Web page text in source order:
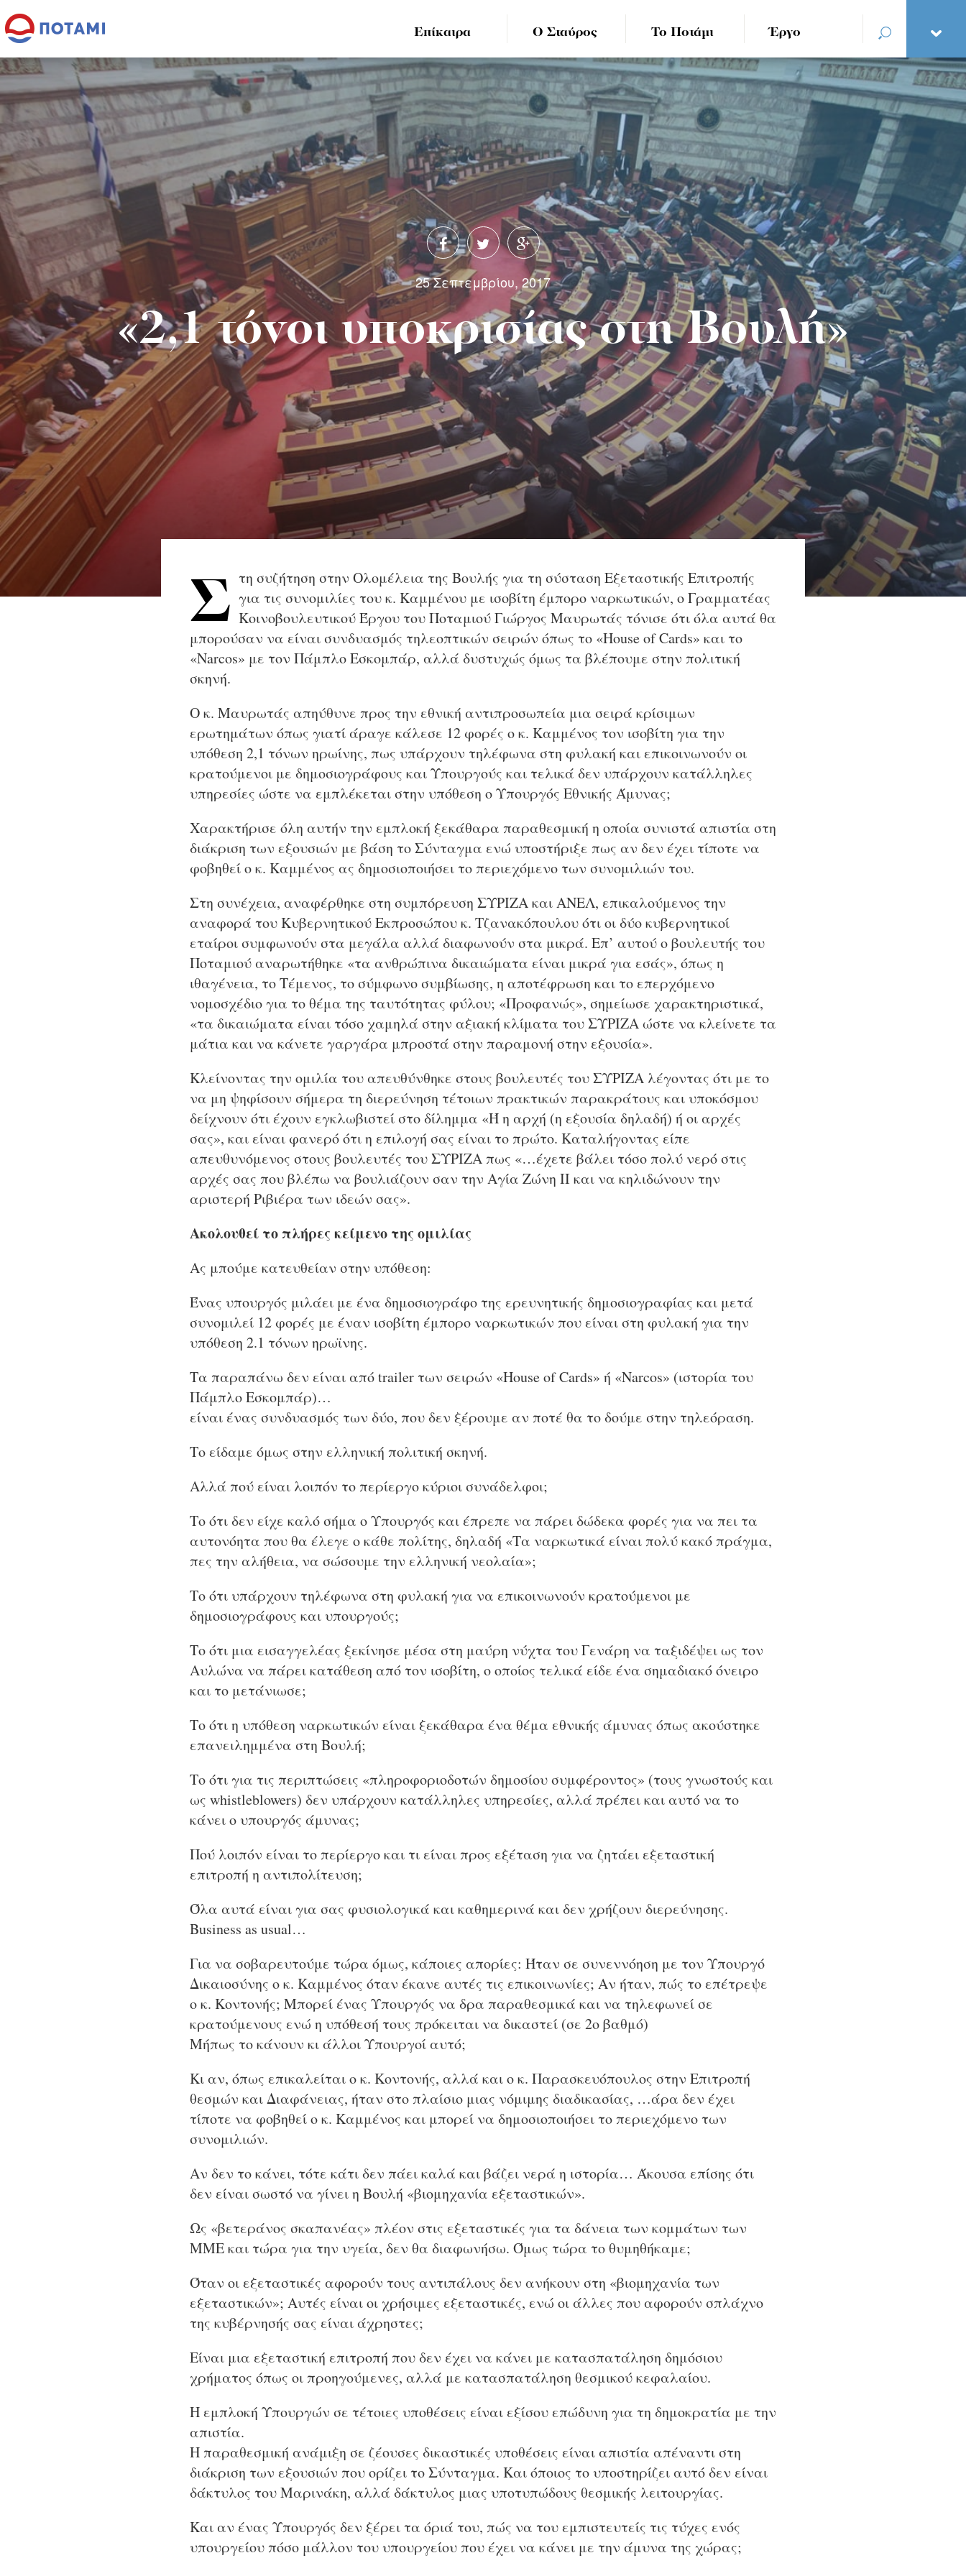
Επίκαιρα Ο Σταύρος Το Ποτάμι Έργο
25 Σεπτεμβρίου, 2017
«2,1 τόνοι υποκρισίας στη Βουλή»
Σ τη συζήτηση στην Ολομέλεια της Βουλής για τη σύσταση Εξεταστικής Επιτροπής
για τις συνομιλίες του κ. Καμμένου με ισοβίτη έμπορο ναρκωτικών, ο Γραμματέας
Κοινοβουλευτικού Έργου του Ποταμιού Γιώργος Μαυρωτάς τόνισε ότι όλα αυτά θα
μπορούσαν να είναι συνδυασμός τηλεοπτικών σειρών όπως το «House of Cards» και το
«Narcos» με τον Πάμπλο Εσκομπάρ, αλλά δυστυχώς όμως τα βλέπουμε στην πολιτική
σκηνή.
Ο κ. Μαυρωτάς απηύθυνε προς την εθνική αντιπροσωπεία μια σειρά κρίσιμων
ερωτημάτων όπως γιατί άραγε κάλεσε 12 φορές ο κ. Καμμένος τον ισοβίτη για την
υπόθεση 2,1 τόνων ηρωίνης, πως υπάρχουν τηλέφωνα στη φυλακή και επικοινωνούν οι
κρατούμενοι με δημοσιογράφους και Υπουργούς και τελικά δεν υπάρχουν κατάλληλες
υπηρεσίες ώστε να εμπλέκεται στην υπόθεση ο Υπουργός Εθνικής Άμυνας;
Χαρακτήρισε όλη αυτήν την εμπλοκή ξεκάθαρα παραθεσμική η οποία συνιστά απιστία στη
διάκριση των εξουσιών με βάση το Σύνταγμα ενώ υποστήριξε πως αν δεν έχει τίποτε να
φοβηθεί ο κ. Καμμένος ας δημοσιοποιήσει το περιεχόμενο των συνομιλιών του.
Στη συνέχεια, αναφέρθηκε στη συμπόρευση ΣΥΡΙΖΑ και ΑΝΕΛ, επικαλούμενος την
αναφορά του Κυβερνητικού Εκπροσώπου κ. Τζανακόπουλου ότι οι δύο κυβερνητικοί
εταίροι συμφωνούν στα μεγάλα αλλά διαφωνούν στα μικρά. Επ’ αυτού ο βουλευτής του
Ποταμιού αναρωτήθηκε «τα ανθρώπινα δικαιώματα είναι μικρά για εσάς», όπως η
ιθαγένεια, το Τέμενος, το σύμφωνο συμβίωσης, η αποτέφρωση και το επερχόμενο
νομοσχέδιο για το θέμα της ταυτότητας φύλου; «Προφανώς», σημείωσε χαρακτηριστικά,
«τα δικαιώματα είναι τόσο χαμηλά στην αξιακή κλίματα του ΣΥΡΙΖΑ ώστε να κλείνετε τα
μάτια και να κάνετε γαργάρα μπροστά στην παραμονή στην εξουσία».
Κλείνοντας την ομιλία του απευθύνθηκε στους βουλευτές του ΣΥΡΙΖΑ λέγοντας ότι με το
να μη ψηφίσουν σήμερα τη διερεύνηση τέτοιων πρακτικών παρακράτους και υποκόσμου
δείχνουν ότι έχουν εγκλωβιστεί στο δίλημμα «Ή η αρχή (η εξουσία δηλαδή) ή οι αρχές
σας», και είναι φανερό ότι η επιλογή σας είναι το πρώτο. Καταλήγοντας είπε
απευθυνόμενος στους βουλευτές του ΣΥΡΙΖΑ πως «…έχετε βάλει τόσο πολύ νερό στις
αρχές σας που βλέπω να βουλιάζουν σαν την Αγία Ζώνη ΙΙ και να κηλιδώνουν την
αριστερή Ριβιέρα των ιδεών σας».
Ακολουθεί το πλήρες κείμενο της ομιλίας
Ας μπούμε κατευθείαν στην υπόθεση:
Ένας υπουργός μιλάει με ένα δημοσιογράφο της ερευνητικής δημοσιογραφίας και μετά
συνομιλεί 12 φορές με έναν ισοβίτη έμπορο ναρκωτικών που είναι στη φυλακή για την
υπόθεση 2.1 τόνων ηρωϊνης.
Τα παραπάνω δεν είναι από trailer των σειρών «House of Cards» ή «Narcos» (ιστορία του
Πάμπλο Εσκομπάρ)…
είναι ένας συνδυασμός των δύο, που δεν ξέρουμε αν ποτέ θα το δούμε στην τηλεόραση.
Το είδαμε όμως στην ελληνική πολιτική σκηνή.
Αλλά πού είναι λοιπόν το περίεργο κύριοι συνάδελφοι;
Το ότι δεν είχε καλό σήμα ο Υπουργός και έπρεπε να πάρει δώδεκα φορές για να πει τα
αυτονόητα που θα έλεγε ο κάθε πολίτης, δηλαδή «Τα ναρκωτικά είναι πολύ κακό πράγμα,
πες την αλήθεια, να σώσουμε την ελληνική νεολαία»;
Το ότι υπάρχουν τηλέφωνα στη φυλακή για να επικοινωνούν κρατούμενοι με
δημοσιογράφους και υπουργούς;
Το ότι μια εισαγγελέας ξεκίνησε μέσα στη μαύρη νύχτα του Γενάρη να ταξιδέψει ως τον
Αυλώνα να πάρει κατάθεση από τον ισοβίτη, ο οποίος τελικά είδε ένα σημαδιακό όνειρο
και το μετάνιωσε;
Το ότι η υπόθεση ναρκωτικών είναι ξεκάθαρα ένα θέμα εθνικής άμυνας όπως ακούστηκε
επανειλημμένα στη Βουλή;
Το ότι για τις περιπτώσεις «πληροφοριοδοτών δημοσίου συμφέροντος» (τους γνωστούς και
ως whistleblowers) δεν υπάρχουν κατάλληλες υπηρεσίες, αλλά πρέπει και αυτό να το
κάνει ο υπουργός άμυνας;
Πού λοιπόν είναι το περίεργο και τι είναι προς εξέταση για να ζητάει εξεταστική
επιτροπή η αντιπολίτευση;
Όλα αυτά είναι για σας φυσιoλογικά και καθημερινά και δεν χρήζουν διερεύνησης.
Βusiness as usual…
Για να σοβαρευτούμε τώρα όμως, κάποιες απορίες: Ήταν σε συνεννόηση με τον Υπουργό
Δικαιοσύνης ο κ. Καμμένος όταν έκανε αυτές τις επικοινωνίες; Αν ήταν, πώς το επέτρεψε
ο κ. Κοντονής; Μπορεί ένας Υπουργός να δρα παραθεσμικά και να τηλεφωνεί σε
κρατούμενους ενώ η υπόθεσή τους πρόκειται να δικαστεί (σε 2ο βαθμό)
Μήπως το κάνουν κι άλλοι Υπουργοί αυτό;
Κι αν, όπως επικαλείται ο κ. Κοντονής, αλλά και ο κ. Παρασκευόπουλος στην Επιτροπή
θεσμών και Διαφάνειας, ήταν στο πλαίσιο μιας νόμιμης διαδικασίας, …άρα δεν έχει
τίποτε να φοβηθεί ο κ. Καμμένος και μπορεί να δημοσιοποιήσει το περιεχόμενο των
συνομιλιών.
Αν δεν το κάνει, τότε κάτι δεν πάει καλά και βάζει νερά η ιστορία… Άκουσα επίσης ότι
δεν είναι σωστό να γίνει η Βουλή «βιομηχανία εξεταστικών».
Ως «βετεράνος σκαπανέας» πλέον στις εξεταστικές για τα δάνεια των κομμάτων των
ΜΜΕ και τώρα για την υγεία, δεν θα διαφωνήσω. Όμως τώρα το θυμηθήκαμε;
Όταν οι εξεταστικές αφορούν τους αντιπάλους δεν ανήκουν στη «βιομηχανία των
εξεταστικών»; Αυτές είναι οι χρήσιμες εξεταστικές, ενώ οι άλλες που αφορούν σπλάχνο
της κυβέρνησής σας είναι άχρηστες;
Είναι μια εξεταστική επιτροπή που δεν έχει να κάνει με κατασπατάληση δημόσιου
χρήματος όπως οι προηγούμενες, αλλά με κατασπατάληση θεσμικού κεφαλαίου.
Η εμπλοκή Υπουργών σε τέτοιες υποθέσεις είναι εξίσου επώδυνη για τη δημοκρατία με την
απιστία.
Η παραθεσμική ανάμιξη σε ζέουσες δικαστικές υποθέσεις είναι απιστία απέναντι στη
διάκριση των εξουσιών που ορίζει το Σύνταγμα. Και όποιος το υποστηρίζει αυτό δεν είναι
δάκτυλος του Μαρινάκη, αλλά δάκτυλος μιας υποτυπώδους θεσμικής λειτουργίας.
Και αν ένας Υπουργός δεν ξέρει τα όριά του, πώς να του εμπιστευτείς τις τύχες ενός
υπουργείου πόσο μάλλον του υπουργείου που έχει να κάνει με την άμυνα της χώρας;